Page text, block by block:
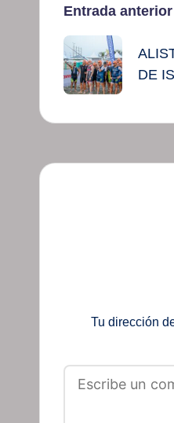
de
entradas
Entrada anterior
DE
Tu dirección